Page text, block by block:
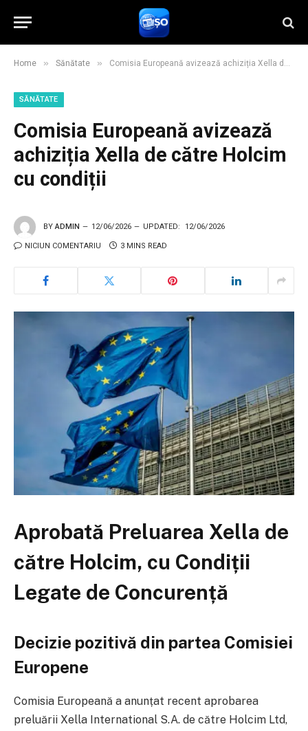
Home » Sănătate » Comisia Europeană avizează achiziția Xella de către Holcim cu condiții
SĂNĂTATE
Comisia Europeană avizează
achiziția Xella de către Holcim
cu condiții
BY ADMIN 12/06/2026 UPDATED: 12/06/2026
NICIUN COMENTARIU 3 MINS READ
Aprobată Preluarea Xella de
către Holcim, cu Condiții
Legate de Concurență
Decizie pozitivă din partea Comisiei
Europene
Comisia Europeană a anunțat recent aprobarea
preluării Xella International S.A. de către Holcim Ltd,